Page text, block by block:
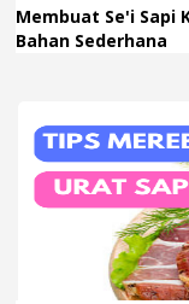
Membuat Se'i Sapi
Bahan Sederhana